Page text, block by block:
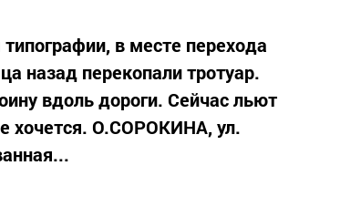
в месте перехода
назад перекопали тротуар.
вдоль дороги. Сейчас льют
хочется. О.СОРОКИНА, ул.